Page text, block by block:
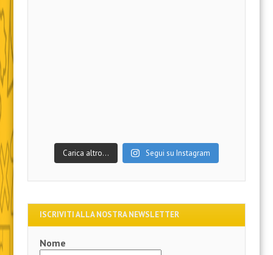
Carica altro… Segui su Instagram
ISCRIVITI ALLA NOSTRA NEWSLETTER
Nome